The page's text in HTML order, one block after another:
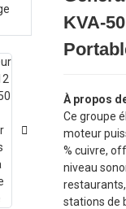
KVA-
À propos
Ce groupe
moteur
% cuivre,
niveau
stations de